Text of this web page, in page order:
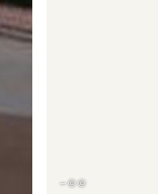
– © ©